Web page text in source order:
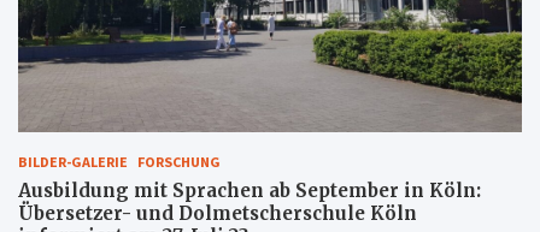
BILDER-GALERIE FORSCHUNG
Ausbildung mit Sprachen ab September in Köln:
Übersetzer- und Dolmetscherschule Köln